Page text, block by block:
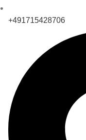
+491715428706